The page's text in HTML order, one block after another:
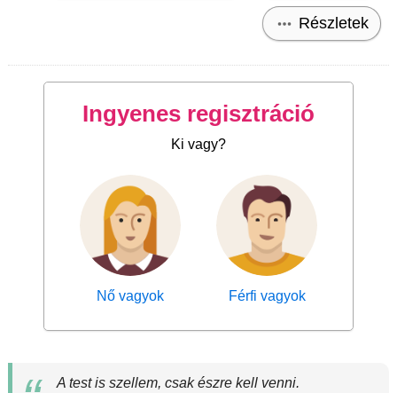
Részletek
Ingyenes regisztráció
Ki vagy?
Nő vagyok Férfi vagyok
A test is szellem, csak észre kell venni.